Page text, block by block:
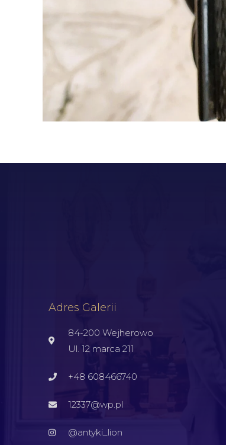
Adres Galerii
84-200 Wejherowo
Ul. 12 marca 211
+48 608466740
12337@wp.pl
@antyki_lion